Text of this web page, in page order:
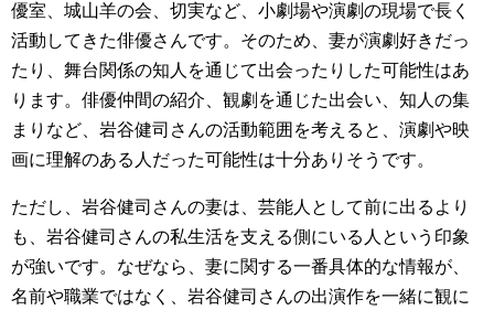
優室、城山羊の会、切実など、小劇場や演劇の現場で長く
活動してきた俳優さんです。そのため、妻が演劇好きだっ
たり、舞台関係の知人を通じて出会ったりした可能性はあ
ります。俳優仲間の紹介、観劇を通じた出会い、知人の集
まりなど、岩谷健司さんの活動範囲を考えると、演劇や映
画に理解のある人だった可能性は十分ありそうです。
ただし、岩谷健司さんの妻は、芸能人として前に出るより
も、岩谷健司さんの私生活を支える側にいる人という印象
が強いです。なぜなら、妻に関する一番具体的な情報が、
名前や職業ではなく、岩谷健司さんの出演作を一緒に観に